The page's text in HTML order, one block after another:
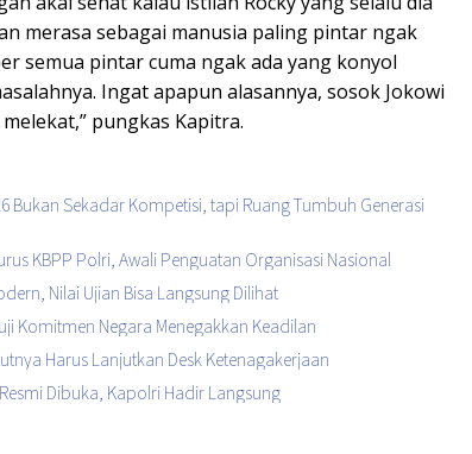
merasa sebagai manusia paling pintar ngak
semua pintar cuma ngak ada yang konyol
Ingat apapun alasannya, sosok Jokowi
pungkas Kapitra.
Bukan Sekadar Kompetisi, tapi Ruang Tumbuh Generasi
KBPP Polri, Awali Penguatan Organisasi Nasional
Nilai Ujian Bisa Langsung Dilihat
Komitmen Negara Menegakkan Keadilan
Harus Lanjutkan Desk Ketenagakerjaan
Dibuka, Kapolri Hadir Langsung